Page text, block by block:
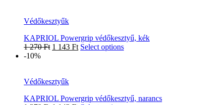
Védőkesztyűk
KAPRIOL Powergrip védőkesztyű, kék
1 270Ft 1 143 Ft Select options
-10%
Védőkesztyűk
KAPRIOL Powergrip védőkesztyű, narancs